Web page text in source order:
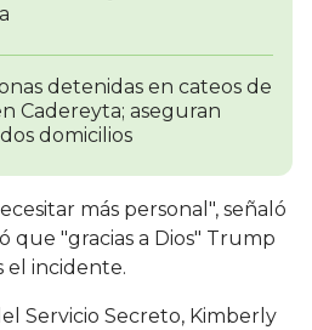
detenidas en cateos de
Cadereyta; aseguran
domicilios
más personal", señaló
que "gracias a Dios" Trump
el incidente.
Servicio Secreto, Kimberly